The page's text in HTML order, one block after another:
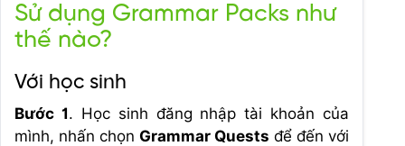
Sử dụng Grammar Packs như
thế nào?
Với học sinh
Bước 1. Học sinh đăng nhập tài khoản của
mình, nhấn chọn Grammar Quests để đến với